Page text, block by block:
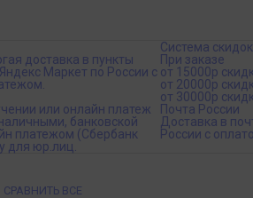
доставка в пункты
Маркет по России с
Система скидок
При заказе
от 15000р
от 20000р
от 30000р
или онлайн платеж
банковской
платежом (Сбербанк
для юр.лиц.
Почта России
Доставка в
России с
СРАВНИТЬ ВСЕ